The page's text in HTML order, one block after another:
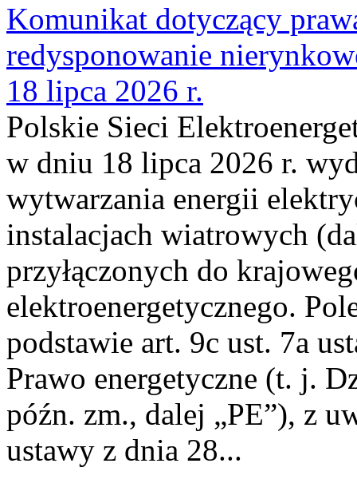
Komunikat dotyczący
redysponowanie
18 lipca 2026 r.
Polskie Sieci
w dniu 18 lipca 2026 r.
wytwarzania energii
instalacjach wiatrowych
przyłączonych do
elektroenergetycznego.
podstawie art. 9c ust. 7a
Prawo energetyczne (t. j.
późn. zm., dalej „PE”), z
ustawy z dnia 28...